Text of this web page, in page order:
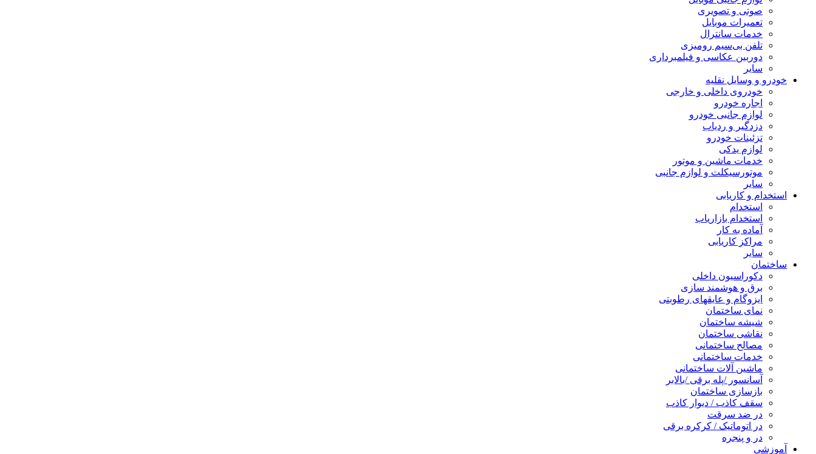
صوتی و تصویری
تعمیرات موبایل
خدمات سانترال
تلفن بی‌سیم رومیزی
دوربین عکاسی و فیلمبرداری
سایر
خودرو و وسایل نقلیه
خودروی داخلی و خارجی
اجاره خودرو
لوازم جانبی خودرو
دزدگیر و ردیاب
تزئینات خودرو
لوازم یدکی
خدمات ماشین و موتور
موتورسیکلت و لوازم جانبی
سایر
استخدام و کاریابی
استخدام
استخدام بازاریاب
آماده به کار
مراکز کاریابی
سایر
ساختمان
دکوراسیون داخلی
برق و هوشمند سازی
ایزوگام و عایقهای رطوبتی
نمای ساختمان
شیشه ساختمان
نقاشی ساختمان
مصالح ساختمانی
خدمات ساختمانی
ماشین آلات ساختمانی
آسانسور /پله برقی /بالابر
بازسازی ساختمان
سقف کاذب / دیوار کاذب
در ضد سرقت
در اتوماتیک / کرکره برقی
در و پنجره
آموزشی